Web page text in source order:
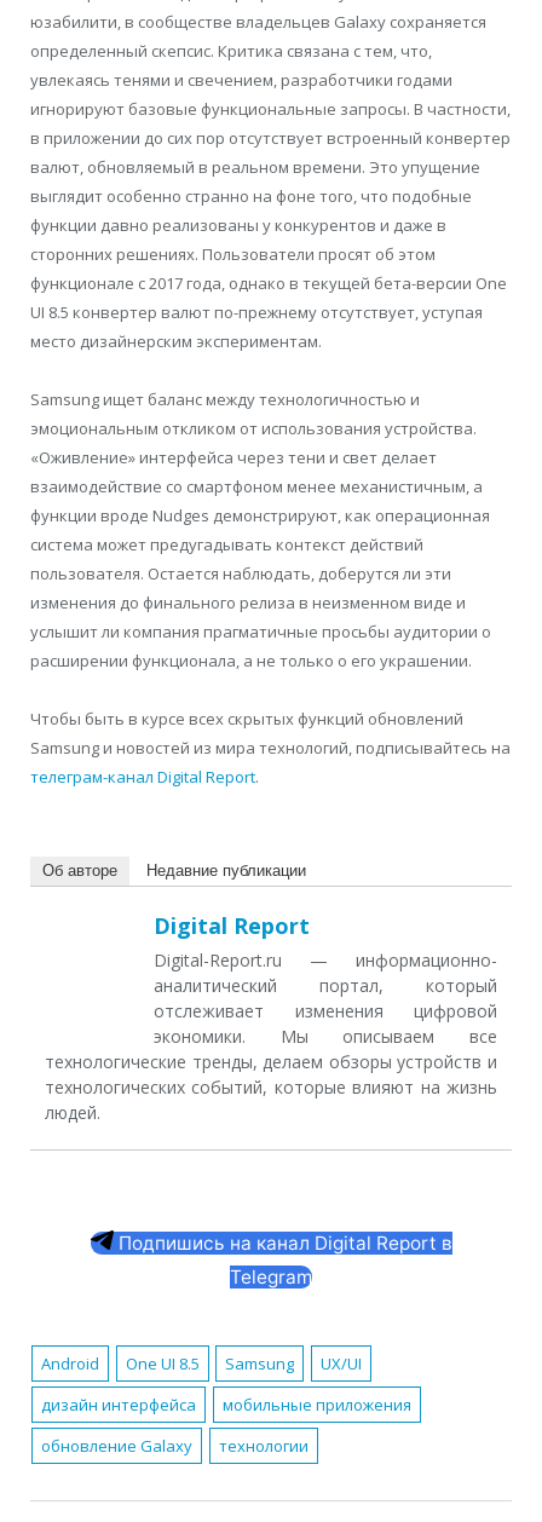
юзабилити, в сообществе владельцев Galaxy сохраняется
определенный скепсис. Критика связана с тем, что,
увлекаясь тенями и свечением, разработчики годами
игнорируют базовые функциональные запросы. В частности,
в приложении до сих пор отсутствует встроенный конвертер
валют, обновляемый в реальном времени. Это упущение
выглядит особенно странно на фоне того, что подобные
функции давно реализованы у конкурентов и даже в
сторонних решениях. Пользователи просят об этом
функционале с 2017 года, однако в текущей бета-версии One
UI 8.5 конвертер валют по-прежнему отсутствует, уступая
место дизайнерским экспериментам.
Samsung ищет баланс между технологичностью и
эмоциональным откликом от использования устройства.
«Оживление» интерфейса через тени и свет делает
взаимодействие со смартфоном менее механистичным, а
функции вроде Nudges демонстрируют, как операционная
система может предугадывать контекст действий
пользователя. Остается наблюдать, доберутся ли эти
изменения до финального релиза в неизменном виде и
услышит ли компания прагматичные просьбы аудитории о
расширении функционала, а не только о его украшении.
Чтобы быть в курсе всех скрытых функций обновлений
Samsung и новостей из мира технологий, подписывайтесь на
телеграм-канал Digital Report.
Об авторе Недавние публикации
Digital Report
Digital-Report.ru — информационно-
аналитический портал, который
отслеживает изменения цифровой
экономики. Мы описываем все
технологические тренды, делаем обзоры устройств и
технологических событий, которые влияют на жизнь
людей.
Подпишись на канал Digital Report в
Telegram
Android One UI 8.5 Samsung
UX/UI
дизайн интерфейса
мобильные приложения
обновление Galaxy
технологии